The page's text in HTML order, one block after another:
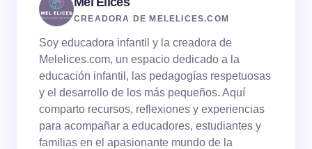
CREADORA DE MELELICES.COM
Soy educadora infantil y la creadora de
Melelices.com, un espacio dedicado a la
educación infantil, las pedagogías respetuosas
y el desarrollo de los más pequeños. Aquí
comparto recursos, reflexiones y experiencias
para acompañar a educadores, estudiantes y
familias en el apasionante mundo de la